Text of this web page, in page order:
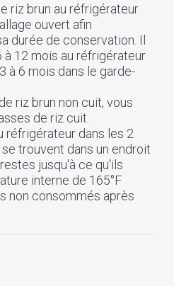
riz brun au réfrigérateur
ouvert afin
durée de conservation. Il
à 12 mois au réfrigérateur
à 6 mois dans le garde-
riz brun non cuit, vous
de riz cuit.
réfrigérateur dans les 2
trouvent dans un endroit
jusqu'à ce qu'ils
interne de 165°F
non consommés après